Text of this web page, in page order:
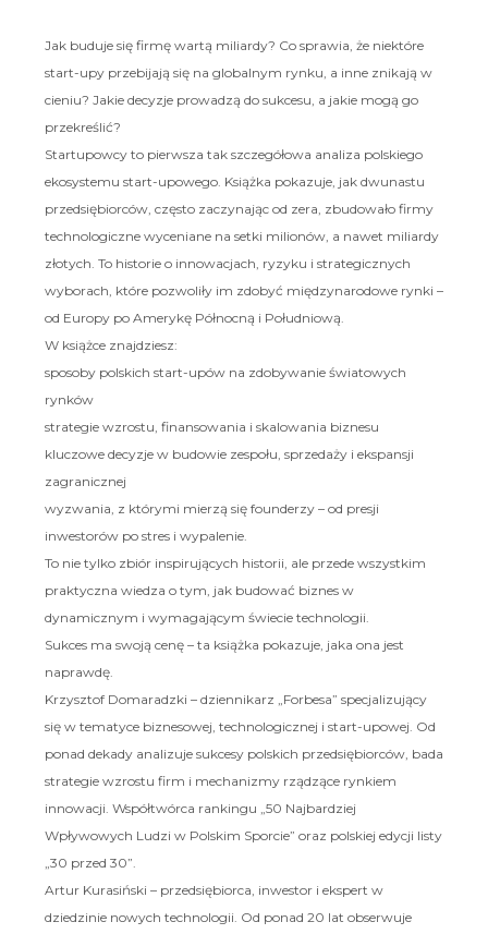
Jak buduje się firmę wartą miliardy? Co sprawia, że niektóre
start-upy przebijają się na globalnym rynku, a inne znikają w
cieniu? Jakie decyzje prowadzą do sukcesu, a jakie mogą go
przekreślić?
Startupowcy to pierwsza tak szczegółowa analiza polskiego
ekosystemu start-upowego. Książka pokazuje, jak dwunastu
przedsiębiorców, często zaczynając od zera, zbudowało firmy
technologiczne wyceniane na setki milionów, a nawet miliardy
złotych. To historie o innowacjach, ryzyku i strategicznych
wyborach, które pozwoliły im zdobyć międzynarodowe rynki –
od Europy po Amerykę Północną i Południową.
W książce znajdziesz:
sposoby polskich start-upów na zdobywanie światowych
rynków
strategie wzrostu, finansowania i skalowania biznesu
kluczowe decyzje w budowie zespołu, sprzedaży i ekspansji
zagranicznej
wyzwania, z którymi mierzą się founderzy – od presji
inwestorów po stres i wypalenie.
To nie tylko zbiór inspirujących historii, ale przede wszystkim
praktyczna wiedza o tym, jak budować biznes w
dynamicznym i wymagającym świecie technologii.
Sukces ma swoją cenę – ta książka pokazuje, jaka ona jest
naprawdę.
Krzysztof Domaradzki – dziennikarz „Forbesa” specjalizujący
się w tematyce biznesowej, technologicznej i start-upowej. Od
ponad dekady analizuje sukcesy polskich przedsiębiorców, bada
strategie wzrostu firm i mechanizmy rządzące rynkiem
innowacji. Współtwórca rankingu „50 Najbardziej
Wpływowych Ludzi w Polskim Sporcie” oraz polskiej edycji listy
„30 przed 30”.
Artur Kurasiński – przedsiębiorca, inwestor i ekspert w
dziedzinie nowych technologii. Od ponad 20 lat obserwuje